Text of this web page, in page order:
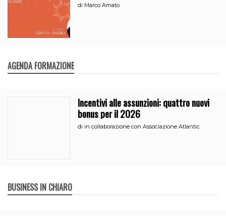
di Marco Amato
AGENDA FORMAZIONE
Incentivi alle assunzioni: quattro nuovi
bonus per il 2026
di in collaborazione con Associazione Atlantic
BUSINESS IN CHIARO